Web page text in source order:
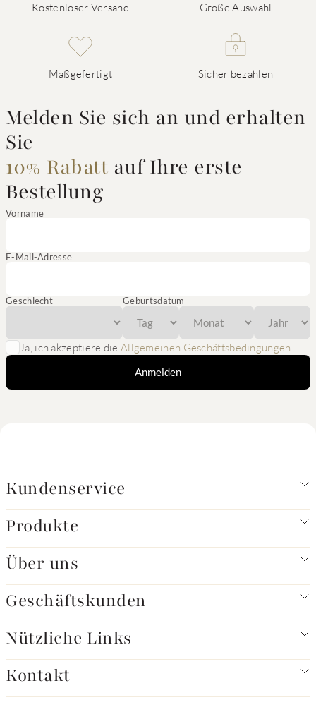
Kostenloser Versand Große Auswahl
Maßgefertigt Sicher bezahlen
Melden Sie sich an und erhalten
Sie
10% Rabatt auf Ihre erste
Bestellung
Vorname
E-Mail-Adresse
Geschlecht Geburtsdatum
Ja, ich akzeptiere die Allgemeinen Geschäftsbedingungen
Anmelden
Kundenservice
Produkte
Über uns
Geschäftskunden
Nützliche Links
Kontakt